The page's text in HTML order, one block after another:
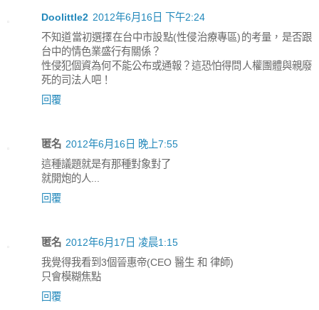
Doolittle2 2012年6月16日 下午2:24
不知道當初選擇在台中市設點(性侵治療專區)的考量，是否跟
台中的情色業盛行有關係？
性侵犯個資為何不能公布或通報？這恐怕得問人權團體與親廢
死的司法人吧！
回覆
匿名 2012年6月16日 晚上7:55
這種議題就是有那種對象對了
就開炮的人...
回覆
匿名 2012年6月17日 凌晨1:15
我覺得我看到3個晉惠帝(CEO 醫生 和 律師)
只會模糊焦點
回覆